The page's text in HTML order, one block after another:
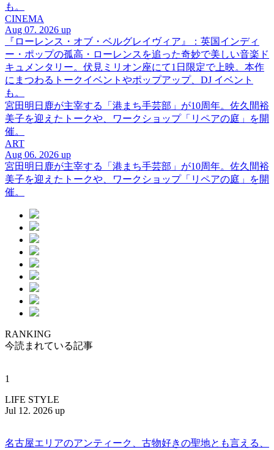
も。
CINEMA
Aug 07. 2026 up
『ローレンス・オブ・ベルグレイヴィア』：英国インディ
ー・ポップの孤高・ローレンスを追った奇妙で美しい音楽ド
キュメンタリー。伏見ミリオン座にて1日限定で上映。本作
にまつわるトークイベントやポップアップ、DJ イベント
も。
宮田明日鹿が主宰する「港まち手芸部」が10周年。佐久間裕
美子を迎えたトークや、ワークショップ「リペアの庭」を開
催。
ART
Aug 06. 2026 up
宮田明日鹿が主宰する「港まち手芸部」が10周年。佐久間裕
美子を迎えたトークや、ワークショップ「リペアの庭」を開
催。
RANKING
今読まれている記事
1
LIFE STYLE
Jul 12. 2026 up
名古屋エリアのアンティーク、古物好きの聖地とも言える、